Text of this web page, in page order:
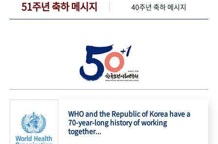
51주년 축하 메시지 40주년 축하 메시지
WHO and the Republic of Korea have a
70-year-long history of working
together...